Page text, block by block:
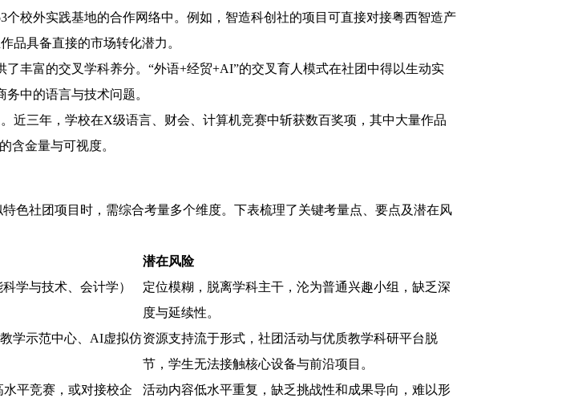
校外实践基地的合作网络中。例如，智造科创社的项目可直接对接粤西智造产
品具备直接的市场转化潜力。
丰富的交叉学科养分。“外语+经贸+AI”的交叉育人模式在社团中得以生动实
中的语言与技术问题。
近三年，学校在X级语言、财会、计算机竞赛中斩获数百奖项，其中大量作品
含金量与可视度。
色社团项目时，需综合考量多个维度。下表梳理了关键考量点、要点及潜在风
潜在风险
学与技术、会计学）
定位模糊，脱离学科主干，沦为普通兴趣小组，缺乏深
度与延续性。
学示范中心、AI虚拟仿资源支持流于形式，社团活动与优质教学科研平台脱
节，学生无法接触核心设备与前沿项目。
水平竞赛，或对接校企
活动内容低水平重复，缺乏挑战性和成果导向，难以形